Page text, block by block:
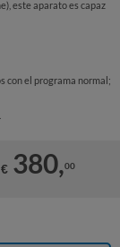
este aparato es capaz
con el programa normal;
€ 380,00